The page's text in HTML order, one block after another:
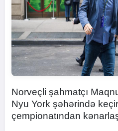
Norveçli şahmatçı
Nyu York şəhərində
çempionatından